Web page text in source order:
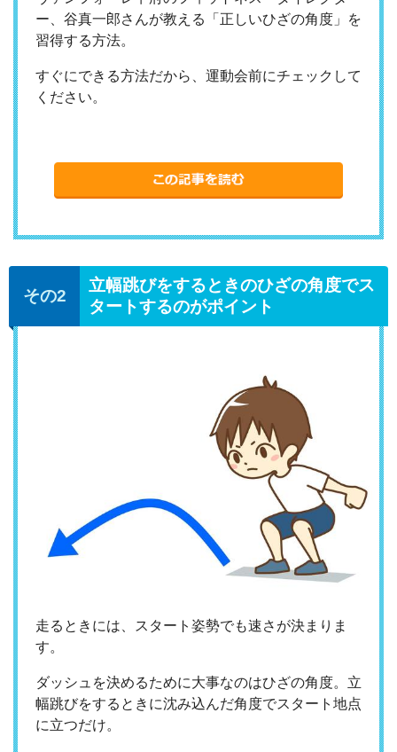
ー、谷真一郎さんが教える「正しいひざの角度」を
習得する方法。
すぐにできる方法だから、運動会前にチェックして
ください。
立幅跳びをするときのひざの角度でス
タートするのがポイント
走るときには、スタート姿勢でも速さが決まりま
す。
ダッシュを決めるために大事なのはひざの角度。立
幅跳びをするときに沈み込んだ角度でスタート地点
に立つだけ。